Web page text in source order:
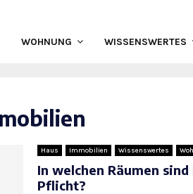
WOHNUNG WISSENSWERTES
Haus Immobilien Wissenswertes
In welchen Räumen
Pflicht?